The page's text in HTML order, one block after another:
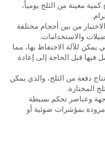
كمية معينة من الثلج يومياً،
من بين أحجام مختلفة
والاستخدامات.
يمكن للآلة الاحتفاظ بها، مما
فيها قبل الحاجة إلى إعادة
دفعة من الثلج، والذي يمكن
المختارة.
وعناصر تحكم بسيطة
مزودة بمؤشرات ضوئية أو